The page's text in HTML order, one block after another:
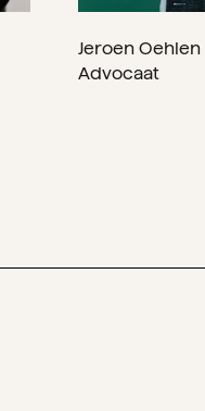
Jeroen Oehlen
Advocaat